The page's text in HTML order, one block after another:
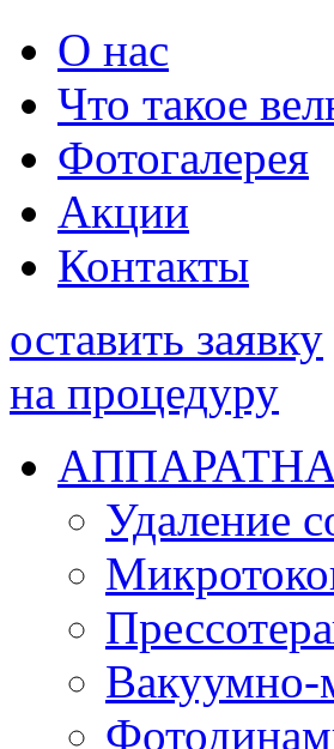
О нас
Что такое
Фотогалерея
Акции
Контакты
оставить заявку
на процедуру
Удаление
Вакуумно-